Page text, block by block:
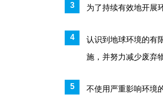
为了持续有效地开展
认识到地球环境的有
施，并努力减少废弃
不使用严重影响环境